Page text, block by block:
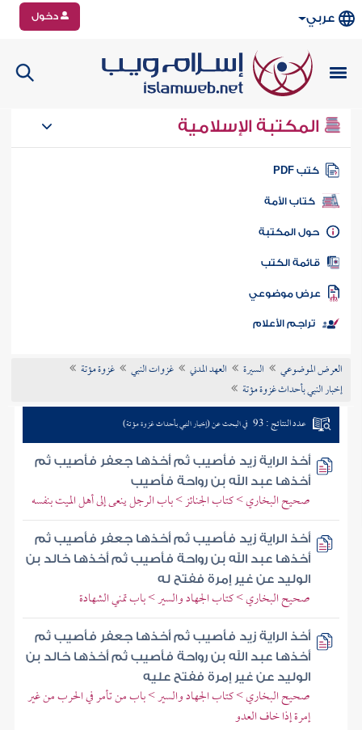
عربي دخول
المكتبة الإسلامية
كتب PDF
كتاب الأمة
المكتبة
الكتب
موضوعي
تراجم الأعلام
العرض الموضوعي السيرة العهد المدني غزوات النبي
غزوة مؤتة
إخبار النبي بأحداث غزوة مؤتة
عدد النتائج : 93 في البحث عن (إخبار النبي بأحداث غزوة مؤتة)
أخذ الراية زيد فأصيب ثم أخذها جعفر فأصيب ثم
أخذها عبد الله بن رواحة فأصيب
صحيح البخاري > كتاب الجنائز > باب الرجل ينعى إلى أهل الميت بنفسه
أخذ الراية زيد فأصيب ثم أخذها جعفر فأصيب ثم
أخذها عبد الله بن رواحة فأصيب ثم أخذها خالد بن
الوليد عن غير إمرة ففتح له
صحيح البخاري > كتاب الجهاد والسير > باب تمني الشهادة
أخذ الراية زيد فأصيب ثم أخذها جعفر فأصيب ثم
أخذها عبد الله بن رواحة فأصيب ثم أخذها خالد بن
الوليد عن غير إمرة ففتح عليه
صحيح البخاري > كتاب الجهاد والسير > باب من تأمر في الحرب من غير
إمرة إذا خاف العدو